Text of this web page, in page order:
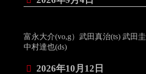
富永大介(vo,g）武田真治(ts) 武田
中村達也(ds)
2026年10月12日